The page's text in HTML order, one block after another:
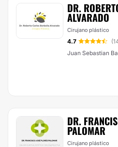
DR.
ALVARADO
Cirujano plástico
4.7
Juan Sebastian
DR.
PALOMAR
Cirujano plástico